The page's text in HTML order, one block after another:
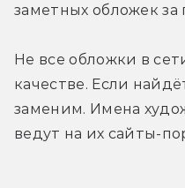
заметных обложек за
Не все обложки в
качестве. Если
заменим. Имена
ведут на их сайты-